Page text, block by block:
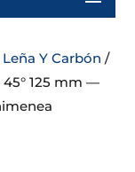
Y Carbón /
125 mm —